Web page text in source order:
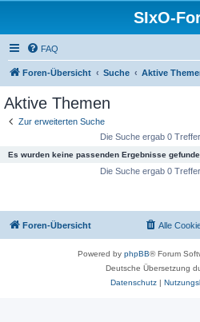
SIxO-
FAQ
Foren-Übersicht Suche Aktive
Aktive Themen
Zur erweiterten Suche
Die Suche ergab 0
Es wurden keine passenden Ergebnisse
Die Suche ergab 0
Foren-Übersicht Alle
Powered by phpBB® Forum
Deutsche Übersetzung
Datenschutz|